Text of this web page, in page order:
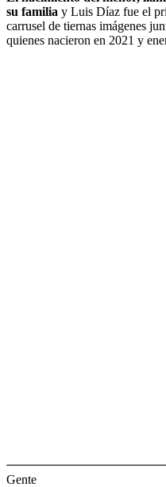
su familia y Luis Díaz fue el
carrusel de tiernas imágenes
quienes nacieron en 2021 y
Gente